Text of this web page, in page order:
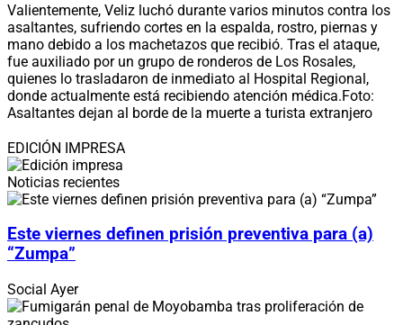
Valientemente, Veliz luchó durante varios minutos contra los
asaltantes, sufriendo cortes en la espalda, rostro, piernas y
mano debido a los machetazos que recibió. Tras el ataque,
fue auxiliado por un grupo de ronderos de Los Rosales,
quienes lo trasladaron de inmediato al Hospital Regional,
donde actualmente está recibiendo atención médica.Foto:
Asaltantes dejan al borde de la muerte a turista extranjero
EDICIÓN IMPRESA
Noticias recientes
Este viernes definen prisión preventiva para (a)
“Zumpa”
Social Ayer